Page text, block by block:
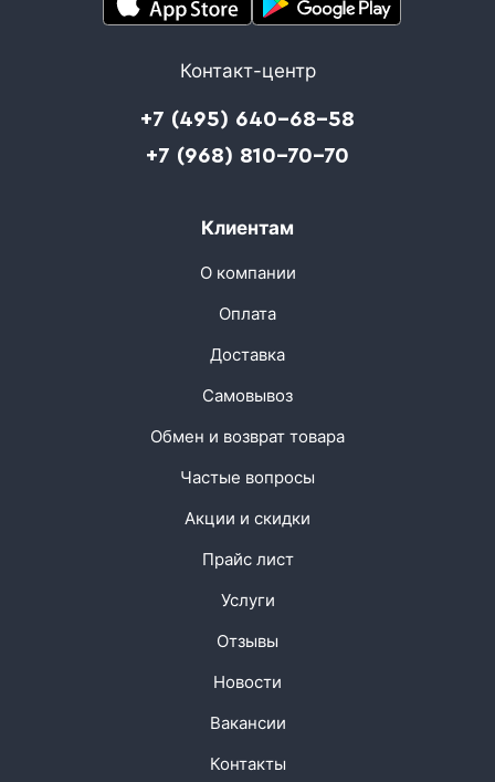
Контакт-центр
+7 (495) 640-68-58
+7 (968) 810-70-70
Клиентам
О компании
Оплата
Доставка
Самовывоз
Обмен и возврат товара
Частые вопросы
Акции и скидки
Прайс лист
Услуги
Отзывы
Новости
Вакансии
Контакты